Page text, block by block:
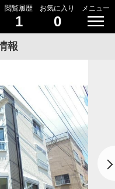
閲覧履歴
1
お気に入り
0
メニュー
報